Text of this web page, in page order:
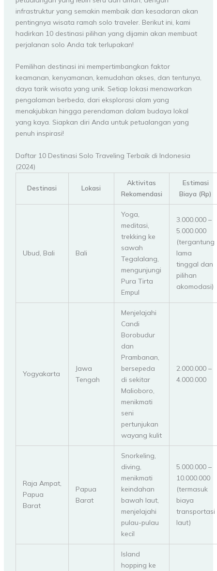
infrastruktur yang semakin membaik dan kesadaran akan
pentingnya wisata ramah solo traveler. Berikut ini, kami
hadirkan 10 destinasi pilihan yang dijamin akan membuat
perjalanan solo Anda tak terlupakan!
Pemilihan destinasi ini mempertimbangkan faktor
keamanan, kenyamanan, kemudahan akses, dan tentunya,
daya tarik wisata yang unik. Setiap lokasi menawarkan
pengalaman berbeda, dari eksplorasi alam yang
menakjubkan hingga perendaman dalam budaya lokal
yang kaya. Siapkan diri Anda untuk petualangan yang
penuh inspirasi!
Daftar 10 Destinasi Solo Traveling Terbaik di Indonesia
(2024)
Destinasi Lokasi
Aktivitas
Rekomendasi
Estimasi
Biaya (Rp)
Ubud, Bali Bali
Yoga,
meditasi,
trekking ke
sawah
Tegalalang,
mengunjungi
Pura Tirta
Empul
3.000.000 –
5.000.000
(tergantung
lama
tinggal dan
pilihan
akomodasi)
Yogyakarta
Jawa
Tengah
Menjelajahi
Candi
Borobudur
dan
Prambanan,
bersepeda
di sekitar
Malioboro,
menikmati
seni
pertunjukan
wayang kulit
2.000.000 –
4.000.000
Raja Ampat,
Papua
Barat
Papua
Barat
Snorkeling,
diving,
menikmati
keindahan
bawah laut,
menjelajahi
pulau-pulau
kecil
5.000.000 –
10.000.000
(termasuk
biaya
transportasi
laut)
Island
hopping ke